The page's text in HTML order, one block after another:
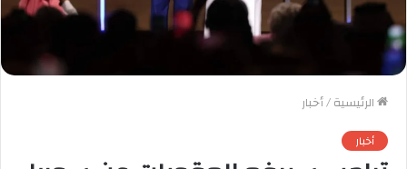
الرئيسية/أخبار
أخبار